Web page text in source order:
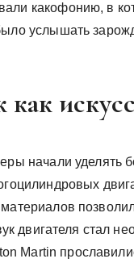
какофонию, в
услышать
как
начали уделять
двигателя стал
Martin